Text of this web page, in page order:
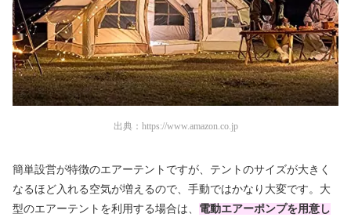
出典： https://www.amazon.co.jp
簡単設営が特徴のエアーテントですが、テントのサイズが大きく
なるほど入れる空気が増えるので、手動ではかなり大変です。大
型のエアーテントを利用する場合は、 電動エアーポンプを用意し